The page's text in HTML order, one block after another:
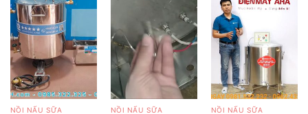
NỒI NẤU SỮA NỒI NẤU SỮA NỒI NẤU SỮA